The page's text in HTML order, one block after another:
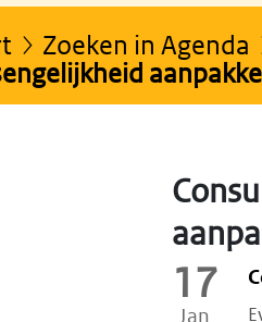
Zoeken in Agenda
17
Jan